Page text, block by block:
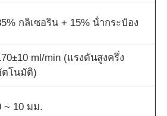
ข็ง
กลิเซอริน + 15% น้ํากระป๋อง
ml/min (แรงดันสูงครึ่ง
ตโนมัติ)
~ 10 มม.